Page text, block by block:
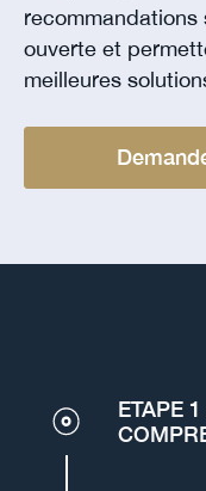
ouverte et
meilleures
ETAPE